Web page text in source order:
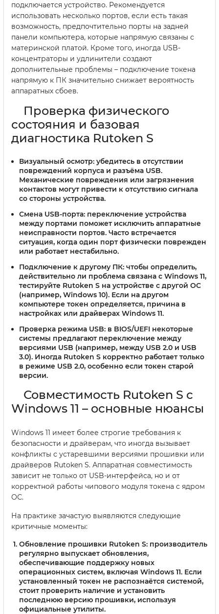
подключается устройство. Рекомендуется
использовать несколько портов, если есть такая
возможность, предпочтительно порты на задней
панели компьютера, которые напрямую связаны с
материнской платой. Кроме того, иногда USB-
концентраторы и удлинители создают
дополнительные проблемы – подключение токена
напрямую к ПК значительно снижает вероятность
аппаратных сбоев.
Проверка физического
состояния и базовая
диагностика Rutoken S
Визуальный осмотр: убедитесь в отсутствии
повреждений корпуса и разъёма USB.
Механические повреждения или загрязнения
контактов могут привести к отсутствию сигнала
со стороны устройства.
Смена USB-порта: переключение устройства
между портами поможет исключить аппаратные
неисправности портов. Часто встречается
ситуация, когда один порт физически поврежден
или работает нестабильно.
Подключение к другому ПК: чтобы определить,
действительно ли проблема связана с Windows 11,
тестируйте Rutoken S на устройстве с другой ОС
(например, Windows 10). Если на другом
компьютере токен определяется, причина в
настройках или драйверах Windows 11.
Проверка режима USB: в BIOS/UEFI некоторые
системы предлагают переключение между
версиями USB (например, между USB 2.0 и USB
3.0). Иногда Rutoken S корректно работает только
в режиме USB 2.0, особенно если токен старой
версии.
Совместимость Rutoken S с
Windows 11 – основные нюансы
Windows 11 имеет более строгие требования к
безопасности и драйверам, что иногда вызывает
конфликты с устаревшими версиями прошивки или
драйверов Rutoken S. Аппаратная совместимость
зависит не только от USB-интерфейса, но и от
корректной работы чипового модуля токена с ядром
ОС.
На практике зачастую выявляются следующие
критичные моменты:
Обновление прошивки Rutoken S: производитель
регулярно выпускает обновления,
обеспечивающие поддержку новых
операционных систем, включая Windows 11. Если
установленный токен не распознаётся системой,
стоит проверить наличие и установить
последнюю версию прошивки, используя
официальные утилиты.